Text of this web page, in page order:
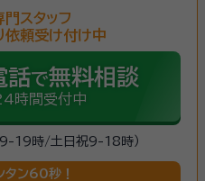
ど多岐に渡るため、相続手続きに強い
スタッフ
頼受け付け中
話で無料相談
時間受付中
9-19時/土日祝9-18時）
タン60秒！